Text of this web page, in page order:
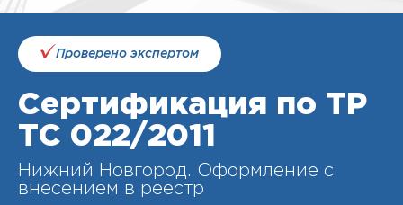
Проверено экспертом
Сертификация по ТР
ТС 022/2011
Нижний Новгород. Оформление с
внесением в реестр